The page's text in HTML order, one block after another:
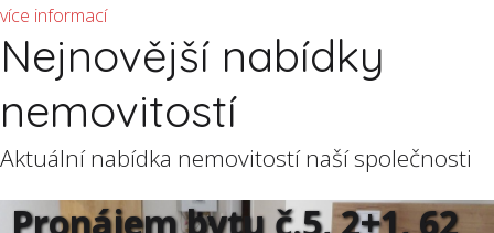
více informací
Nejnovější nabídky
nemovitostí
Aktuální nabídka nemovitostí naší společnosti
Pronájem bytu č.5, 2+1, 62